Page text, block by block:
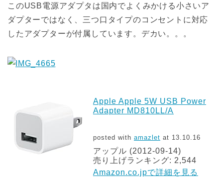
このUSB電源アダプタは国内でよくみかける小さいア
ダプターではなく、三つ口タイプのコンセントに対応
したアダプターが付属しています。デカい。。。
Apple Apple 5W USB Power
Adapter MD810LL/A
posted with amazlet at 13.10.16
アップル (2012-09-14)
売り上げランキング: 2,544
Amazon.co.jpで詳細を見る